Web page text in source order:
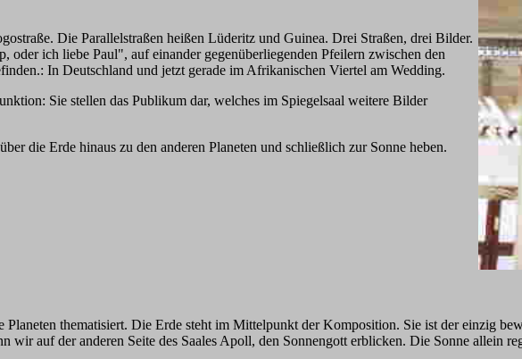
Die Parallelstraßen heißen Lüderitz und Guinea. Drei Straßen, drei Bilder.
oder ich liebe Paul", auf einander gegenüberliegenden Pfeilern zwischen den
In Deutschland und jetzt gerade im Afrikanischen Viertel am Wedding.
Sie stellen das Publikum dar, welches im Spiegelsaal weitere Bilder
die Erde hinaus zu den anderen Planeten und schließlich zur Sonne heben.
Planeten thematisiert. Die Erde steht im Mittelpunkt der Komposition. Sie ist der einzig
wir auf der anderen Seite des Saales Apoll, den Sonnengott erblicken. Die Sonne allein